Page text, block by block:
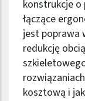
konstrukcje
łączące
jest poprawa
redukcję
kosztową i